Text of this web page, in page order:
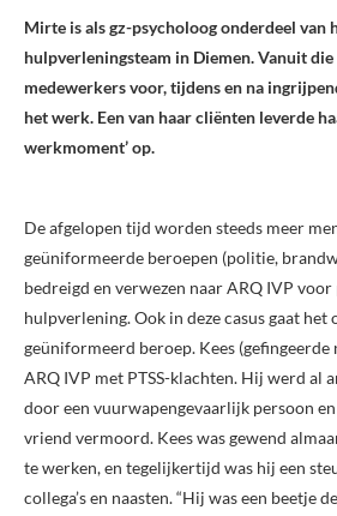
Mirte is als gz-psycholoog onderdeel van
hulpverleningsteam in Diemen. Vanuit
medewerkers voor, tijdens en na
het werk. Een van haar cliënten leverde
werkmoment’ op.
De afgelopen tijd worden steeds meer
geüniformeerde beroepen (politie,
bedreigd en verwezen naar ARQ IVP
hulpverlening. Ook in deze casus gaat het
geüniformeerd beroep. Kees (gefingeerde
ARQ IVP met PTSS-klachten. Hij werd al
door een vuurwapengevaarlijk persoon
vriend vermoord. Kees was gewend
te werken, en tegelijkertijd was hij een
collega’s en naasten. “Hij was een beetje